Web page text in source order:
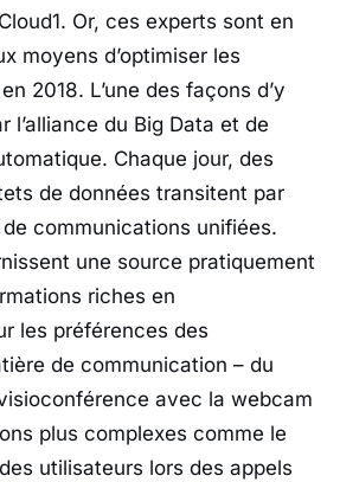
Or, ces experts sont en
moyens d’optimiser les
2018. L’une des façons d’y
l’alliance du Big Data et de
Chaque jour, des
de données transitent par
communications unifiées.
une source pratiquement
riches en
les préférences des
de communication – du
avec la webcam
plus complexes comme le
utilisateurs lors des appels